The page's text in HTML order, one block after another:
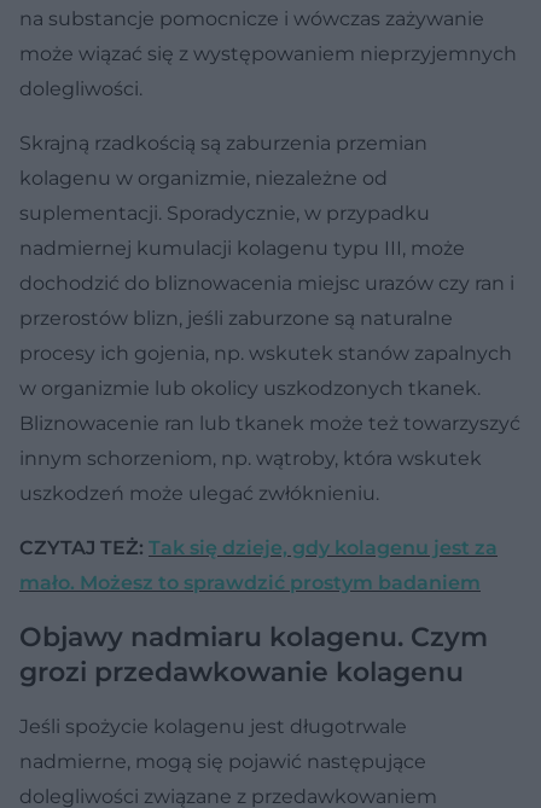
na substancje pomocnicze i wówczas zażywanie
może wiązać się z występowaniem nieprzyjemnych
dolegliwości.
Skrajną rzadkością są zaburzenia przemian
kolagenu w organizmie, niezależne od
suplementacji. Sporadycznie, w przypadku
nadmiernej kumulacji kolagenu typu III, może
dochodzić do bliznowacenia miejsc urazów czy ran i
przerostów blizn, jeśli zaburzone są naturalne
procesy ich gojenia, np. wskutek stanów zapalnych
w organizmie lub okolicy uszkodzonych tkanek.
Bliznowacenie ran lub tkanek może też towarzyszyć
innym schorzeniom, np. wątroby, która wskutek
uszkodzeń może ulegać zwłóknieniu.
CZYTAJ TEŻ: Tak się dzieje, gdy kolagenu jest za
mało. Możesz to sprawdzić prostym badaniem
Objawy nadmiaru kolagenu. Czym
grozi przedawkowanie kolagenu
Jeśli spożycie kolagenu jest długotrwale
nadmierne, mogą się pojawić następujące
dolegliwości związane z przedawkowaniem